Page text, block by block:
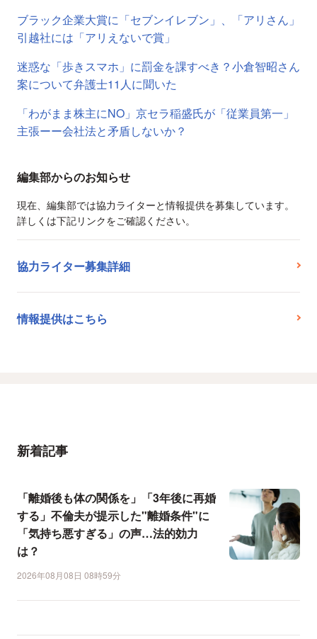
ブラック企業大賞に「セブンイレブン」、「アリさん」
引越社には「アリえないで賞」
迷惑な「歩きスマホ」に罰金を課すべき？小倉智昭さん
案について弁護士11人に聞いた
「わがまま株主にNO」京セラ稲盛氏が「従業員第一」
主張ーー会社法と矛盾しないか？
編集部からのお知らせ
現在、編集部では協力ライターと情報提供を募集しています。
詳しくは下記リンクをご確認ください。
協力ライター募集詳細
情報提供はこちら
新着記事
「離婚後も体の関係を」「3年後に再婚
する」不倫夫が提示した"離婚条件"に
「気持ち悪すぎる」の声…法的効力
は？
2026年08月08日 08時59分